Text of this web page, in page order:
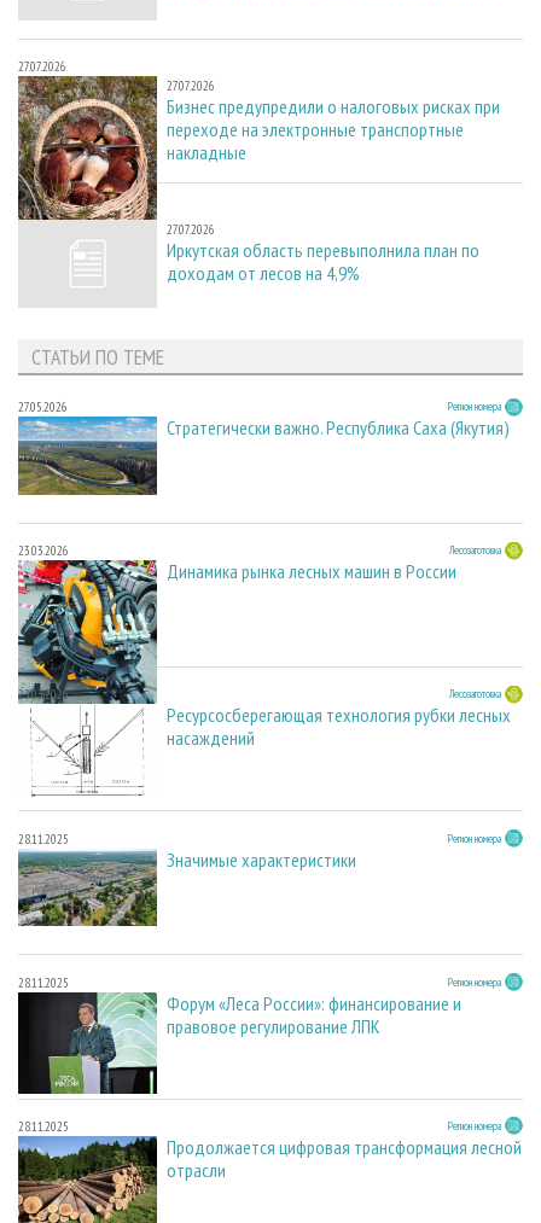
27.07.2026
27.07.2026
Бизнес предупредили о налоговых рисках при
переходе на электронные транспортные
накладные
27.07.2026
27.07.2026
Иркутская область перевыполнила план по
доходам от лесов на 4,9%
СТАТЬИ ПО ТЕМЕ
27.05.2026 Регион номера
Стратегически важно. Республика Саха (Якутия)
23.03.2026 Лесозаготовка
Динамика рынка лесных машин в России
23.03.2026 Лесозаготовка
Ресурсосберегающая технология рубки лесных
насаждений
28.11.2025 Регион номера
Значимые характеристики
28.11.2025 Регион номера
Форум «Леса России»: финансирование и
правовое регулирование ЛПК
28.11.2025 Регион номера
Продолжается цифровая трансформация лесной
отрасли